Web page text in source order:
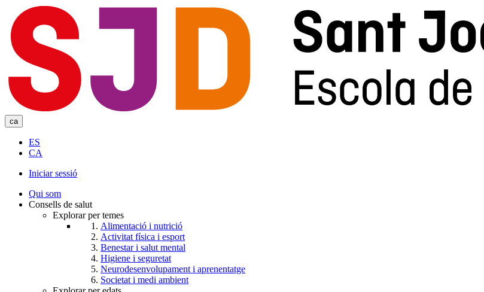
main
content
ca
ES
CA
User
account
Iniciar sessió
Qui som
Consells de salut
Explorar per temes
Alimentació i nutrició
Activitat física i esport
Benestar i salut mental
Higiene i seguretat
Neurodesenvolupament i aprenentatge
Societat i medi ambient